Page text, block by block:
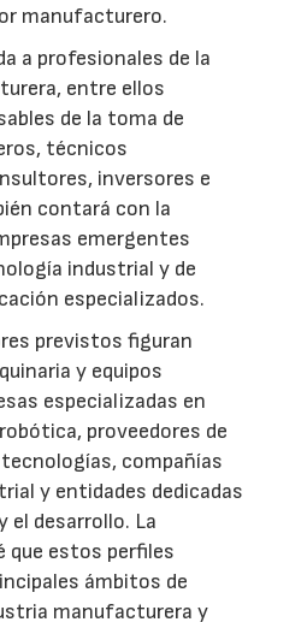
manufacturero.
a profesionales de la
entre ellos
de la toma de
técnicos
inversores e
contará con la
emergentes
industrial y de
especializados.
previstos figuran
y equipos
especializadas en
proveedores de
compañías
y entidades dedicadas
el desarrollo. La
que estos perfiles
ámbitos de
manufacturera y